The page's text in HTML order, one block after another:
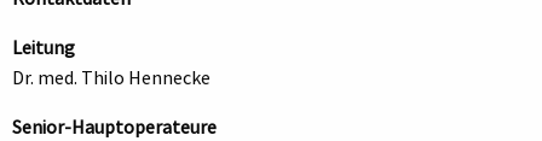
Leitung
Dr. med. Thilo Hennecke
Senior-Hauptoperateure